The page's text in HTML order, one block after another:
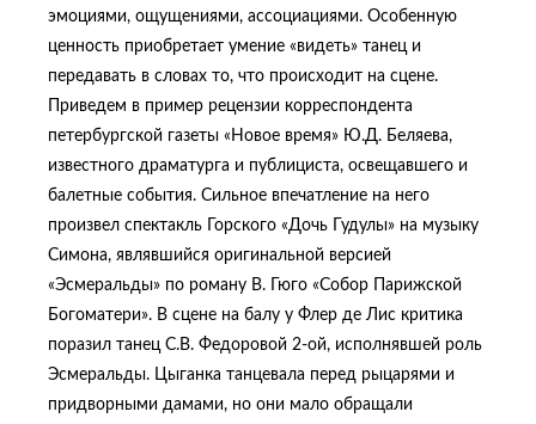
эмоциями, ощущениями, ассоциациями. Особенную
ценность приобретает умение «видеть» танец и
передавать в словах то, что происходит на сцене.
Приведем в пример рецензии корреспондента
петербургской газеты «Новое время» Ю.Д. Беляева,
известного драматурга и публициста, освещавшего и
балетные события. Сильное впечатление на него
произвел спектакль Горского «Дочь Гудулы» на музыку
Симона, являвшийся оригинальной версией
«Эсмеральды» по роману В. Гюго «Собор Парижской
Богоматери». В сцене на балу у Флер де Лис критика
поразил танец С.В. Федоровой 2-ой, исполнявшей роль
Эсмеральды. Цыганка танцевала перед рыцарями и
придворными дамами, но они мало обращали